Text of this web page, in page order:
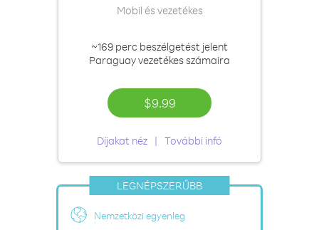
Mobil és vezetékes
~169 perc beszélgetést jelent
Paraguay vezetékes számaira
$9.99
Díjakat néz További infó
LEGNÉPSZERŰBB
Nemzetközi egyenleg